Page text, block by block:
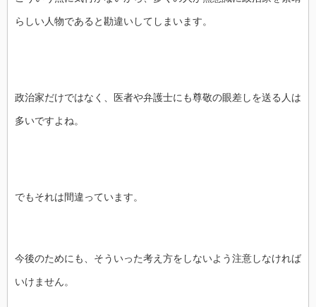
らしい人物であると勘違いしてしまいます。
政治家だけではなく、医者や弁護士にも尊敬の眼差しを送る人は
多いですよね。
でもそれは間違っています。
今後のためにも、そういった考え方をしないよう注意しなければ
いけません。